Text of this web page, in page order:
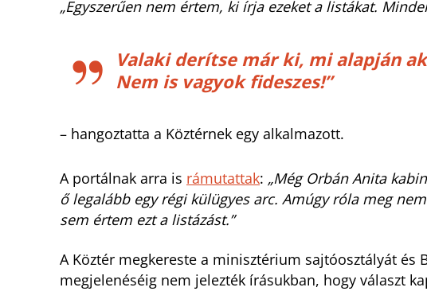
„Egyszerűen nem értem, ki írja ezeket a listákat.
Valaki derítse már ki, mi alapján
Nem is vagyok fideszes!”
– hangoztatta a Köztérnek egy alkalmazott.
A portálnak arra is rámutattak: „Még Orbán Anita
ő legalább egy régi külügyes arc. Amúgy róla meg
sem értem ezt a listázást.”
A Köztér megkereste a minisztérium sajtóosztályát és
megjelenéséig nem jelezték írásukban, hogy választ